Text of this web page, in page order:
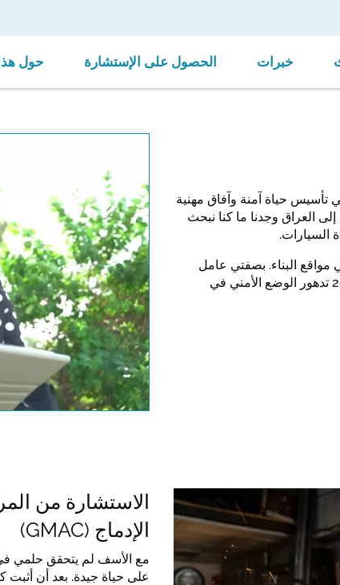
حول الحصول على الإستشارة خبرات
Please
valid
في تأسيس حياة آمنة وآفاق مهنية
العراق وجدنا ما كنا نبحث
السيارات.
مواقع البناء. بصفتي عامل
لحام، ساعدت في مد الأنابيب والكابلات الكهربائية. في عام 2015 تدهور الوضع الأمني في
الاستشارة من
الإدماج (GMAC)
مع الأسف لم يتحقق حلمي
على حياة جيدة. بعد أن أثبت